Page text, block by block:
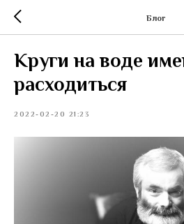
Блог
Круги на воде
расходиться
2022-02-20 21:23